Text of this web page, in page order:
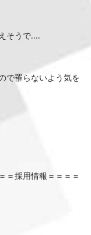
そうで....
で罹らないよう気を
＝採用情報＝＝＝＝